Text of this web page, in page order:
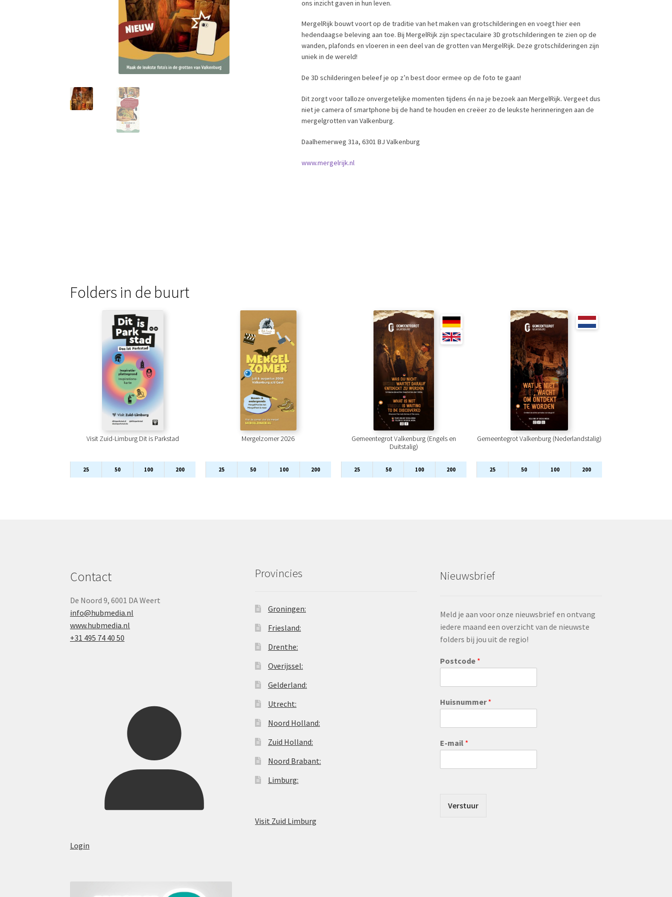
ons inzicht gaven in hun leven.
MergelRijk bouwt voort op de traditie van het maken van grotschilderingen en voegt hier een
hedendaagse beleving aan toe. Bij MergelRijk zijn spectaculaire 3D grotschilderingen te zien op de
wanden, plafonds en vloeren in een deel van de grotten van MergelRijk. Deze grotschilderingen zijn
uniek in de wereld!
De 3D schilderingen beleef je op z’n best door ermee op de foto te gaan!
Dit zorgt voor talloze onvergetelijke momenten tijdens én na je bezoek aan MergelRijk. Vergeet dus
niet je camera of smartphone bij de hand te houden en creëer zo de leukste herinneringen aan de
mergelgrotten van Valkenburg.
Daalhemerweg 31a, 6301 BJ Valkenburg
www.mergelrijk.nl
Folders in de buurt
Visit Zuid-Limburg Dit is Parkstad
25 50 100 200
Mergelzomer 2026
25 50 100 200
Gemeentegrot Valkenburg (Engels en
Duitstalig)
25 50 100 200
Gemeentegrot Valkenburg (Nederlandstalig)
25 50 100 200
Contact
De Noord 9, 6001 DA Weert
info@hubmedia.nl
www.hubmedia.nl
+31 495 74 40 50
Login
Provincies
Groningen:
Friesland:
Drenthe:
Overijssel:
Gelderland:
Utrecht:
Noord Holland:
Zuid Holland:
Noord Brabant:
Limburg:
Visit Zuid Limburg
Nieuwsbrief
Meld je aan voor onze nieuwsbrief en ontvang
iedere maand een overzicht van de nieuwste
folders bij jou uit de regio!
Postcode *
Huisnummer*
E-mail *
Verstuur